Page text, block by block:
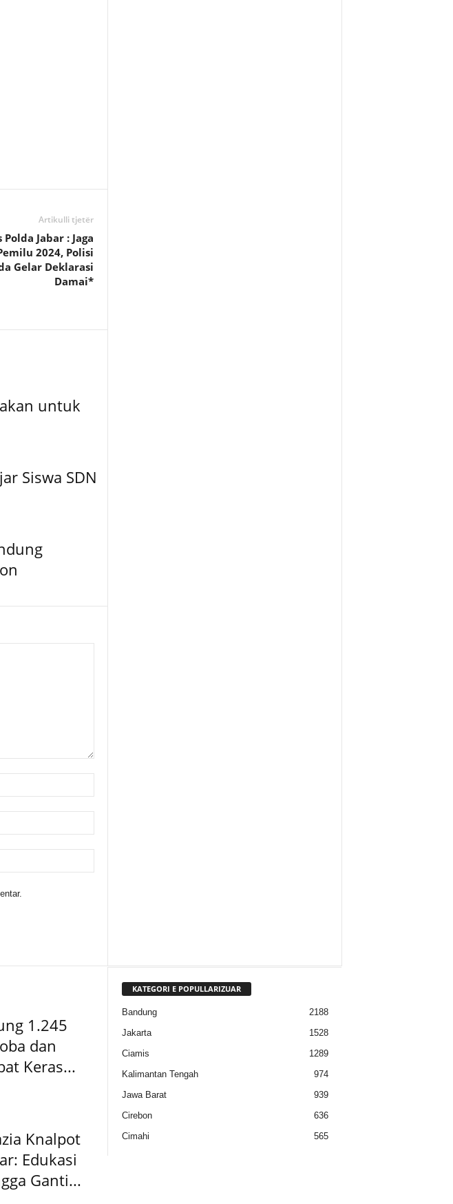
Artikulli tjetër
Jabar : Jaga
2024, Polisi
Gelar Deklarasi
Damai*
untuk
Siswa SDN
1.245
dan
Keras...
Knalpot
Edukasi
Ganti...
KATEGORI E POPULLARIZUAR
Bandung
2188
Jakarta
1528
Ciamis
1289
Kalimantan Tengah
974
Jawa Barat
939
Cirebon
636
Cimahi
565